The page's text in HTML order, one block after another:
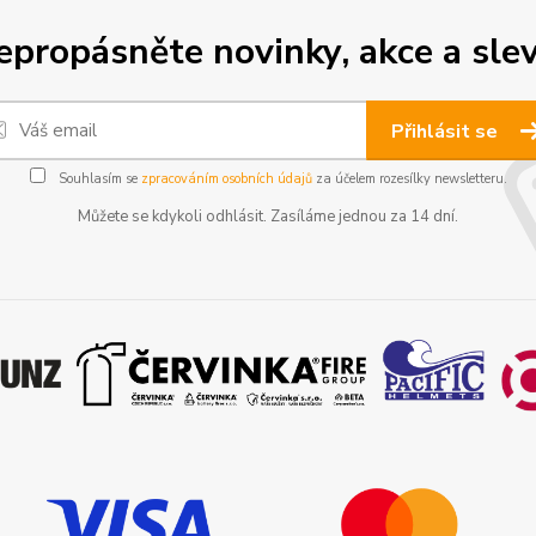
novinky, akce a
Přihlásit se
Souhlasím se zpracováním osobních údajůza účelem rozesílky newsletteru.
Můžete se kdykoli odhlásit. Zasíláme jednou za 14 dní.